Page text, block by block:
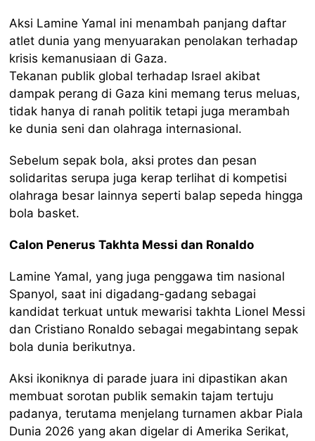
Aksi Lamine Yamal ini menambah panjang daftar
atlet dunia yang menyuarakan penolakan terhadap
krisis kemanusiaan di Gaza.
Tekanan publik global terhadap Israel akibat
dampak perang di Gaza kini memang terus meluas,
tidak hanya di ranah politik tetapi juga merambah
ke dunia seni dan olahraga internasional.
Sebelum sepak bola, aksi protes dan pesan
solidaritas serupa juga kerap terlihat di kompetisi
olahraga besar lainnya seperti balap sepeda hingga
bola basket.
Calon Penerus Takhta Messi dan Ronaldo
Lamine Yamal, yang juga penggawa tim nasional
Spanyol, saat ini digadang-gadang sebagai
kandidat terkuat untuk mewarisi takhta Lionel Messi
dan Cristiano Ronaldo sebagai megabintang sepak
bola dunia berikutnya.
Aksi ikoniknya di parade juara ini dipastikan akan
membuat sorotan publik semakin tajam tertuju
padanya, terutama menjelang turnamen akbar Piala
Dunia 2026 yang akan digelar di Amerika Serikat,